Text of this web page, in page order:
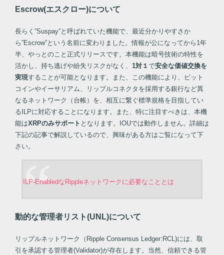
Escrow(エスクロー)について
長らく”Suspay”と呼ばれていた機能で、最近分かりやすさか
ら”Escrow”という名前に変わりました。情報が公になってから1年
半、やっとのこと正式リリースです。本機能は暗号技術の特性を
活かし、持ち逃げや紛失リスクがなく、 1対１ で安全な価値交換を
実現することが可能となります。また、この機能により、ビット
コインやイーサリアム、リップルコネクタを採用する銀行など異
なるネットワーク（台帳）を、相互に繋ぐ標準規格を目指してい
るILPに対応することになります。また、特に注目すべきは、本機
能はXRPのみサポート となります。IOUでは動作しません。詳細は
下記の記事で解説しているので、興味がある方はご覧になって下
さい。
ILP-EnabledなRippleネットワークに必要なこととは
動的な管理者リスト(UNL)について
リップルネットワーク（Ripple Consensus Ledger:RCL)には、取
引を承認する管理者(Validator)が存在します。当然、信頼できる管